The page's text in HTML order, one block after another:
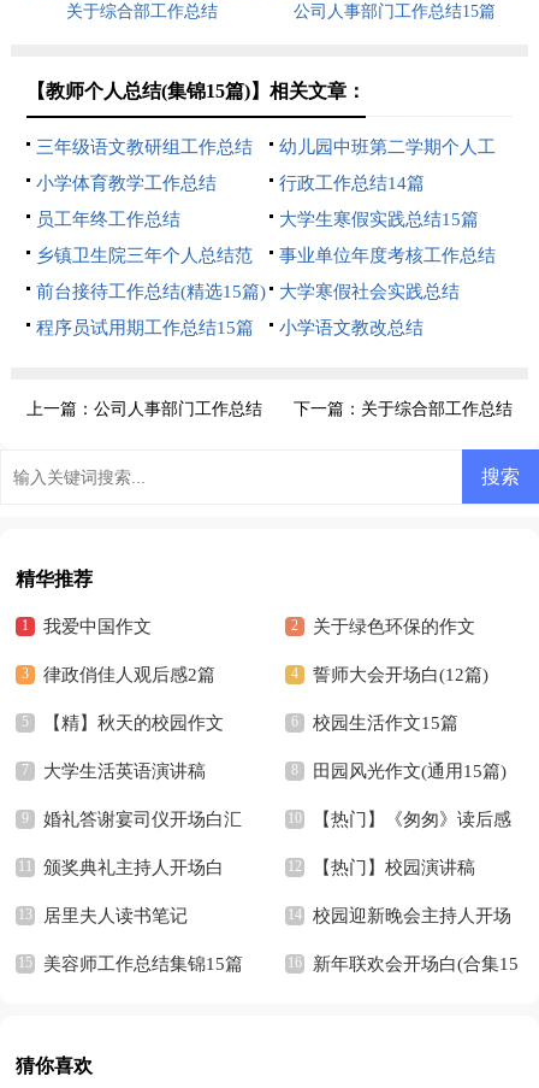
关于综合部工作总结 公司人事部门工作总结15篇
【教师个人总结(集锦15篇)】相关文章：
三年级语文教研组工作总结
幼儿园中班第二学期个人工
作总结
小学体育教学工作总结
行政工作总结14篇
员工年终工作总结
大学生寒假实践总结15篇
乡镇卫生院三年个人总结范
文（精选12篇）
事业单位年度考核工作总结
前台接待工作总结(精选15篇)
大学寒假社会实践总结
程序员试用期工作总结15篇
小学语文教改总结
上一篇： 公司人事部门工作总结 下一篇： 关于综合部工作总结
精华推荐
我爱中国作文 关于绿色环保的作文
律政俏佳人观后感2篇 誓师大会开场白(12篇)
【精】秋天的校园作文 校园生活作文15篇
大学生活英语演讲稿 田园风光作文(通用15篇)
婚礼答谢宴司仪开场白汇
编7篇
【热门】《匆匆》读后感
颁奖典礼主持人开场白 【热门】校园演讲稿
居里夫人读书笔记 校园迎新晚会主持人开场
白13篇
美容师工作总结集锦15篇 新年联欢会开场白(合集15
猜你喜欢